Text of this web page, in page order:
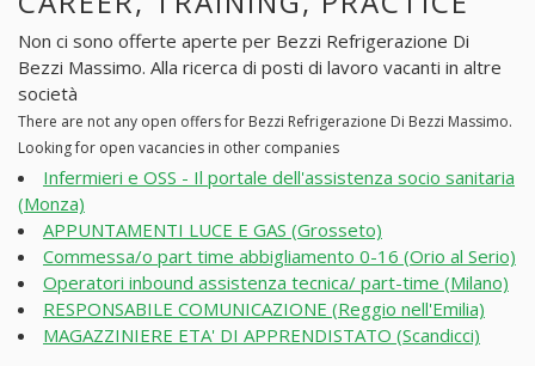
Non ci sono offerte aperte per Bezzi Refrigerazione Di
Bezzi Massimo. Alla ricerca di posti di lavoro vacanti in altre
società
There are not any open offers for Bezzi Refrigerazione Di Bezzi Massimo.
Looking for open vacancies in other companies
Infermieri e OSS - Il portale dell'assistenza socio sanitaria
(Monza)
APPUNTAMENTI LUCE E GAS (Grosseto)
Commessa/o part time abbigliamento 0-16 (Orio al Serio)
Operatori inbound assistenza tecnica/ part-time (Milano)
RESPONSABILE COMUNICAZIONE (Reggio nell'Emilia)
MAGAZZINIERE ETA' DI APPRENDISTATO (Scandicci)